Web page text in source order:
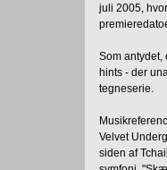
juli 2005,
Som antydet,
hints - der
tegneserie.
Velvet
siden af